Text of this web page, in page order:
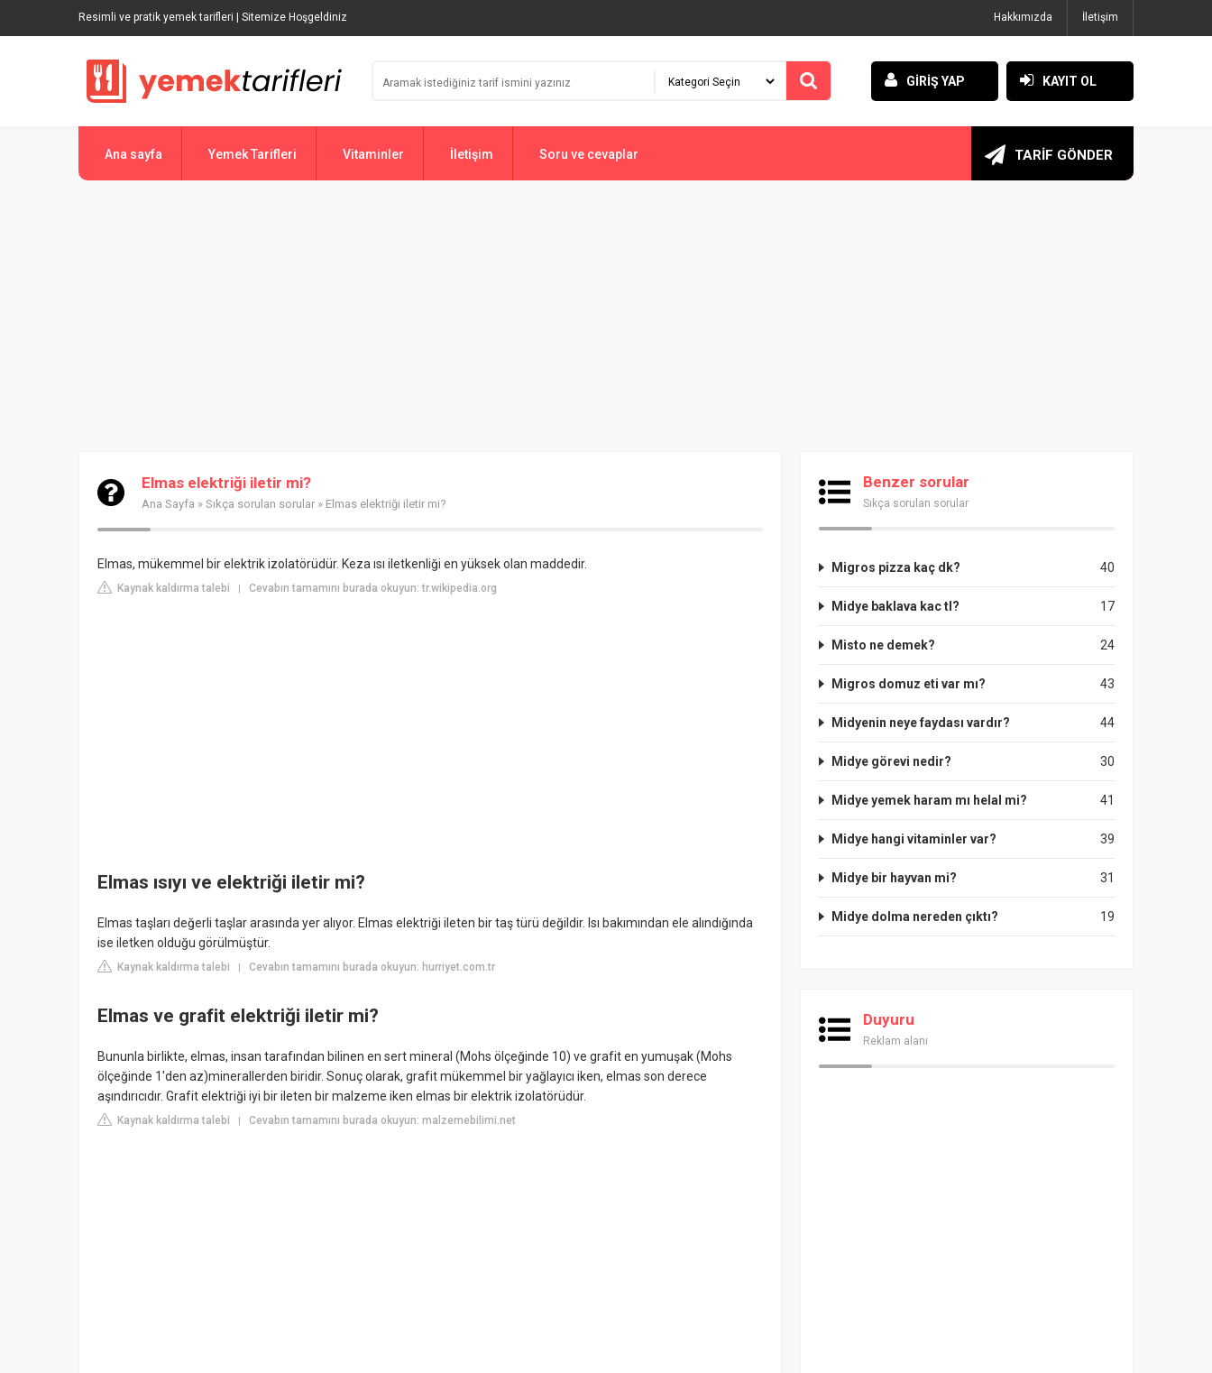
Resimli ve pratik yemek tarifleri | Sitemize Hoşgeldiniz Hakkımızda İletişim
GİRİŞ YAP KAYIT OL
Ana sayfa Yemek Tarifleri Vitaminler İletişim Soru ve cevaplar TARİF GÖNDER
Elmas elektriği iletir mi?
Ana Sayfa » Sıkça sorulan sorular » Elmas elektriği iletir mi?
Elmas, mükemmel bir elektrik izolatörüdür. Keza ısı iletkenliği en yüksek olan maddedir.
Kaynak kaldırma talebi | Cevabın tamamını burada okuyun: tr.wikipedia.org
Elmas ısıyı ve elektriği iletir mi?
Elmas taşları değerli taşlar arasında yer alıyor. Elmas elektriği ileten bir taş türü değildir. Isı bakımından ele alındığında
ise iletken olduğu görülmüştür.
Kaynak kaldırma talebi Cevabın tamamını burada okuyun: hurriyet.com.tr
Elmas ve grafit elektriği iletir mi?
Bununla birlikte, elmas, insan tarafından bilinen en sert mineral (Mohs ölçeğinde 10) ve grafit en yumuşak (Mohs
ölçeğinde 1'den az)minerallerden biridir. Sonuç olarak, grafit mükemmel bir yağlayıcı iken, elmas son derece
aşındırıcıdır. Grafit elektriği iyi bir ileten bir malzeme iken elmas bir elektrik izolatörüdür.
Kaynak kaldırma talebi Cevabın tamamını burada okuyun: malzemebilimi.net
Benzer sorular
Sıkça sorulan sorular
40
Migros pizza kaç dk?
17
Midye baklava kac tl?
24
Misto ne demek?
43
Migros domuz eti var mı?
44
Midyenin neye faydası vardır?
30
Midye görevi nedir?
41
Midye yemek haram mı helal mi?
39
Midye hangi vitaminler var?
31
Midye bir hayvan mi?
19
Midye dolma nereden çıktı?
Duyuru
Reklam alanı